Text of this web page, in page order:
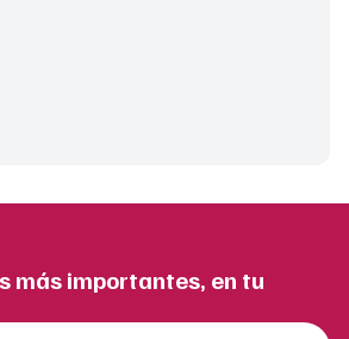
más importantes, en tu